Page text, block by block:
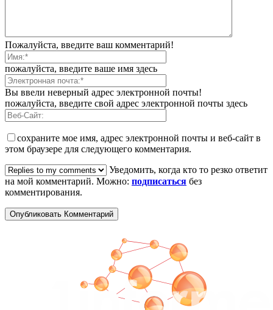
Пожалуйста, введите ваш комментарий!
пожалуйста, введите ваше имя здесь
Вы ввели неверный адрес электронной почты!
пожалуйста, введите свой адрес электронной почты здесь
сохраните мое имя, адрес электронной почты и веб-сайт в
этом браузере для следующего комментария.
Уведомить, когда кто то резко ответит
на мой комментарий. Можно: подписаться без
комментирования.